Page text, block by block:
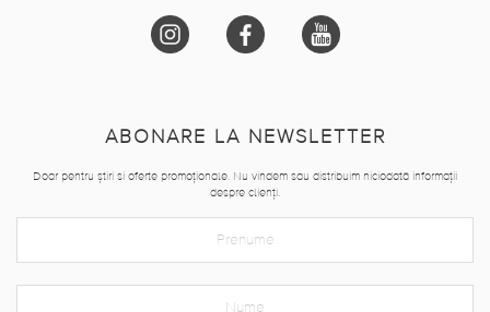
ABONARE LA NEWSLETTER
Doar pentru știri si oferte promoționale. Nu vindem sau distribuim niciodată informații
despre clienți.